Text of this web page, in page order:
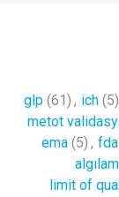
glp (61) , ich (5)
metot
ema (5) , fda
limit of